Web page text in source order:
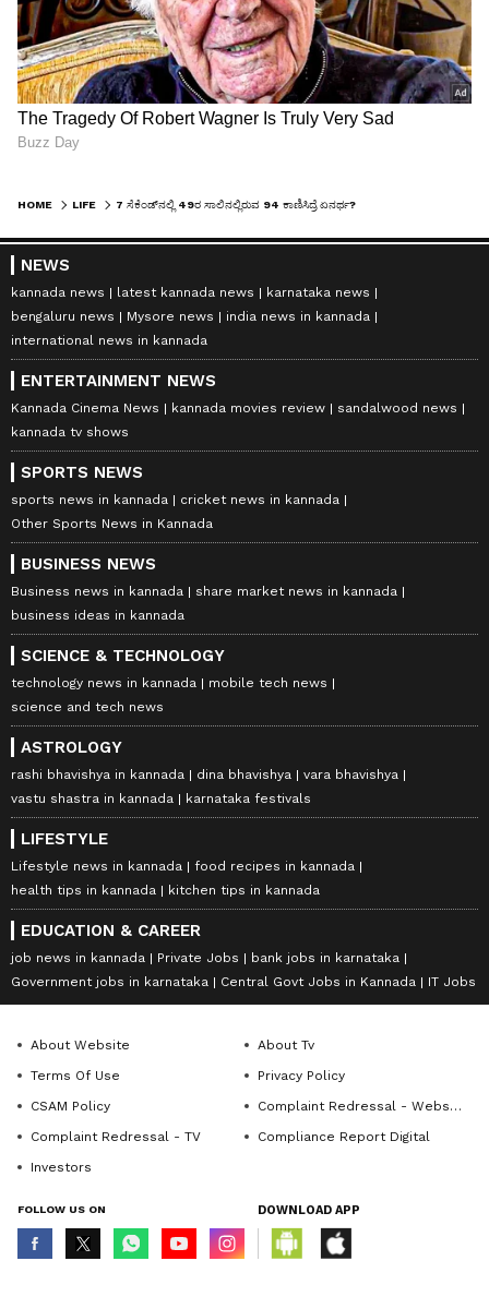
HOME LIFE
NEWS
kannada news latest kannada news
karnataka news
bengaluru news
Mysore news
india news in kannada
international news in kannada
ENTERTAINMENT NEWS
Kannada Cinema News kannada movies review
sandalwood news
kannada tv shows
SPORTS NEWS
sports news in kannada
cricket news in kannada
Other Sports News in Kannada
BUSINESS NEWS
Business news in kannada
share market news in kannada
business ideas in kannada
SCIENCE & TECHNOLOGY
technology news in kannada
mobile tech news
science and tech news
ASTROLOGY
rashi bhavishya in kannada dina bhavishya
vara bhavishya
vastu shastra in kannada
karnataka festivals
LIFESTYLE
Lifestyle news in kannada
food recipes in kannada
health tips in kannada
kitchen tips in kannada
EDUCATION & CAREER
job news in kannada Private Jobs
bank jobs in karnataka
Government jobs in karnataka
Central Govt Jobs in Kannada IT Jobs
About Website
About Tv
Terms Of Use
Privacy Policy
CSAM Policy
Complaint Redressal - Website
Complaint Redressal - TV
Compliance Report Digital
Investors
FOLLOW US ON DOWNLOAD APP